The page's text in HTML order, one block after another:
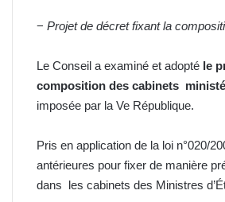
− Projet de décret fixant la
Le Conseil a examiné et adopté le
composition des cabinets
imposée par la Ve République.
Pris en application de la loi n°020/
antérieures pour fixer de manière
dans les cabinets des Ministres